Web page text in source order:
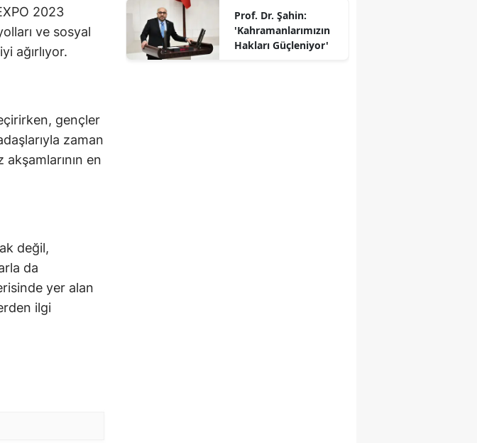
2023
ve sosyal
ağırlıyor.
gençler
zaman
en
değil,
da
yer alan
ilgi
Prof. Dr. Şahin:
'Kahramanlarımızın
Hakları Güçleniyor'